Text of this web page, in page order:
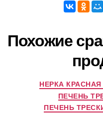
Похожие
НЕРКА
ПЕЧЕНЬ
ПЕЧЕНЬ